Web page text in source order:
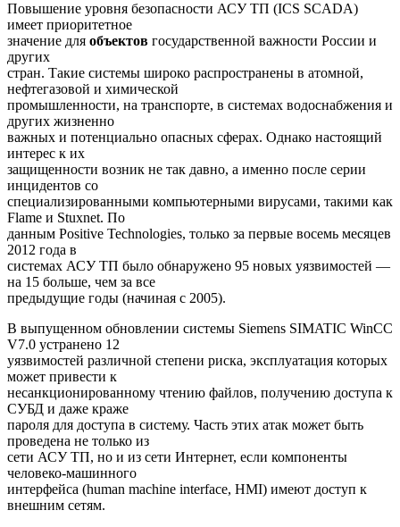
Повышение уровня безопасности АСУ ТП (ICS SCADA)
имеет приоритетное
значение для объектов государственной важности России и
других
стран. Такие системы широко распространены в атомной,
нефтегазовой и химической
промышленности, на транспорте, в системах водоснабжения и
других жизненно
важных и потенциально опасных сферах. Однако настоящий
интерес к их
защищенности возник не так давно, а именно после серии
инцидентов со
специализированными компьютерными вирусами, такими как
Flame и Stuxnet. По
данным Positive Technologies, только за первые восемь месяцев
2012 года в
системах АСУ ТП было обнаружено 95 новых уязвимостей —
на 15 больше, чем за все
предыдущие годы (начиная с 2005).
В выпущенном обновлении системы Siemens SIMATIC WinCC
V7.0 устранено 12
уязвимостей различной степени риска, эксплуатация которых
может привести к
несанкционированному чтению файлов, получению доступа к
СУБД и даже краже
пароля для доступа в систему. Часть этих атак может быть
проведена не только из
сети АСУ ТП, но и из сети Интернет, если компоненты
человеко-машинного
интерфейса (human machine interface, HMI) имеют доступ к
внешним сетям.